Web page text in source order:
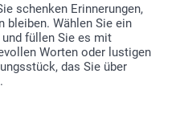
schenken Erinnerungen,
bleiben. Wählen Sie ein
füllen Sie es mit
Worten oder lustigen
das Sie über